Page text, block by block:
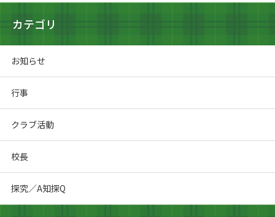
カテゴリ
お知らせ
行事
クラブ活動
校長
探究／A知探Q